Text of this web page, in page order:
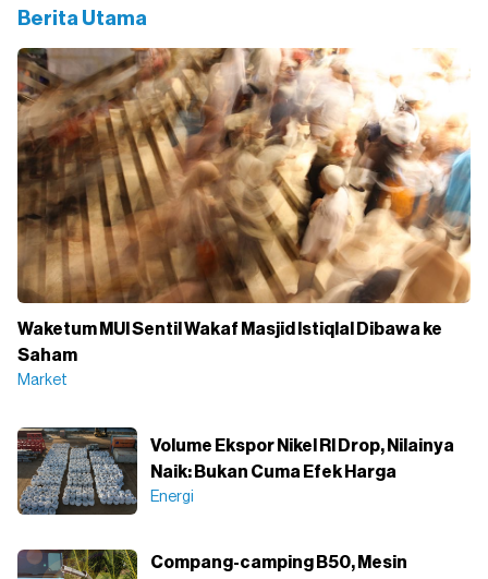
Berita Utama
Waketum MUI Sentil Wakaf Masjid Istiqlal Dibawa ke
Saham
Market
Volume Ekspor Nikel RI Drop, Nilainya
Naik: Bukan Cuma Efek Harga
Energi
Compang-camping B50, Mesin